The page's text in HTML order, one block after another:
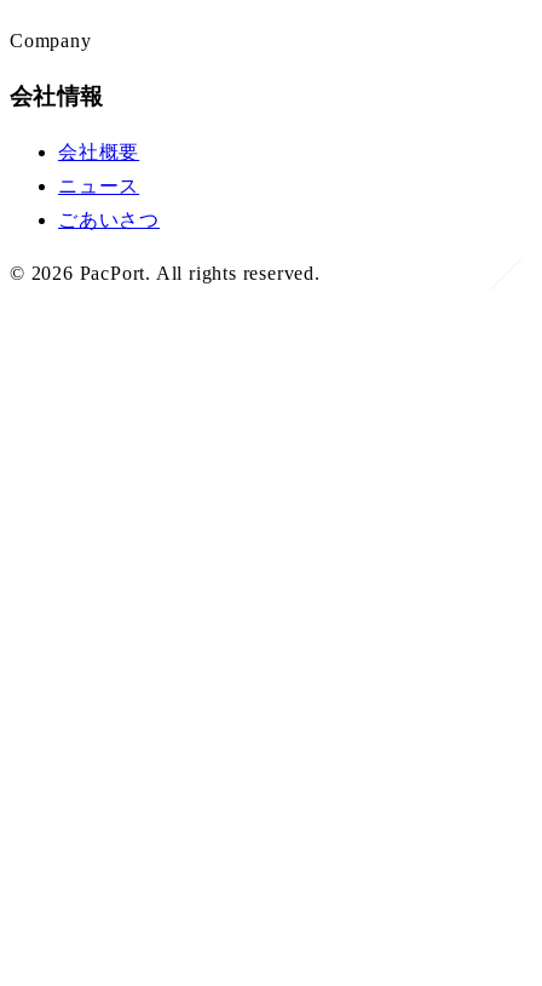
Company
会社情報
会社概要
ニュース
ごあいさつ
© 2026 PacPort. All rights reserved.